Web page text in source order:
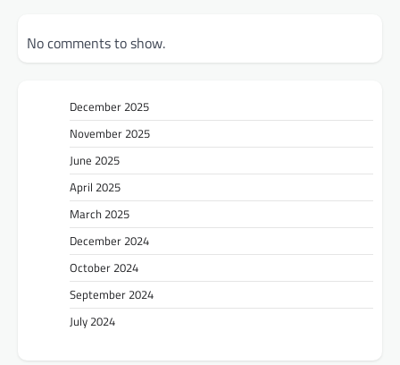
No comments to show.
December 2025
November 2025
June 2025
April 2025
March 2025
December 2024
October 2024
September 2024
July 2024